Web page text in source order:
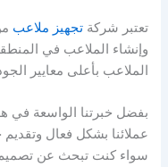
تعتبر شركةتجهيز ملاعب
وإنشاء الملاعب في
الملاعب بأعلى معايير
بفضل خبرتنا الواسعة في
عملائنا بشكل فعال
سواء كنت تبحث عن